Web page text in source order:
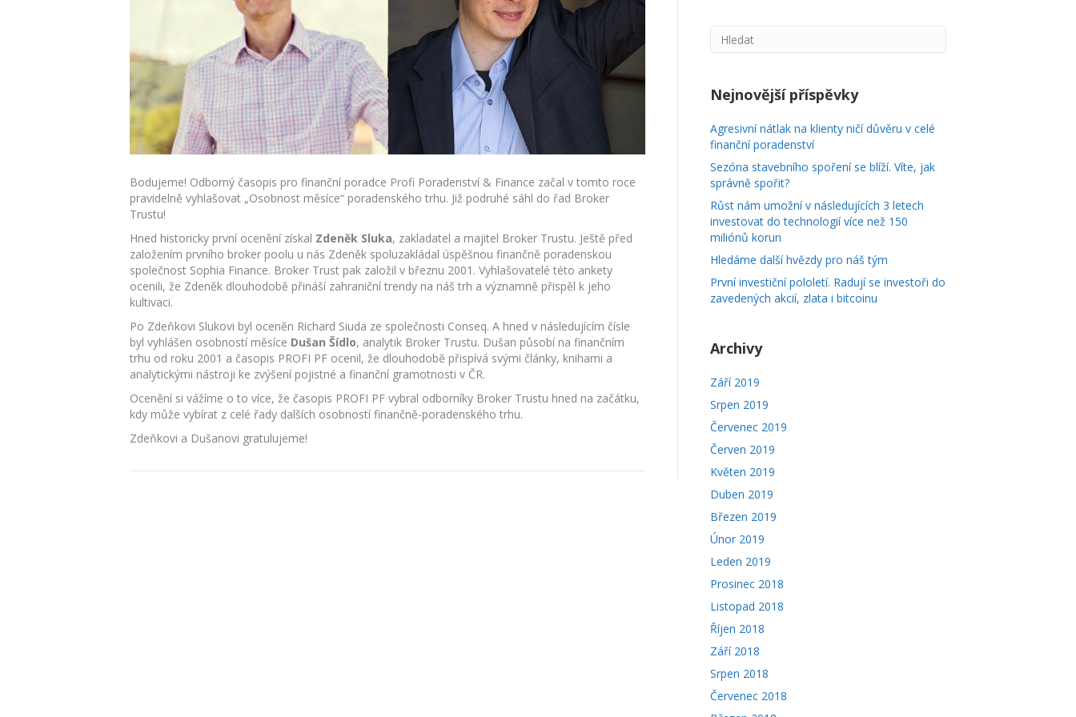
Bodujeme! Odborný časopis pro finanční poradce Profi Poradenství & Finance začal v tomto roce
pravidelně vyhlašovat „Osobnost měsíce“ poradenského trhu. Již podruhé sáhl do řad Broker
Trustu!
Hned historicky první ocenění získal Zdeněk Sluka, zakladatel a majitel Broker Trustu. Ještě před
založením prvního broker poolu u nás Zdeněk spoluzakládal úspěšnou finančně poradenskou
společnost Sophia Finance. Broker Trust pak založil v březnu 2001. Vyhlašovatelé této ankety
ocenili, že Zdeněk dlouhodobě přináší zahraniční trendy na náš trh a významně přispěl k jeho
kultivaci.
Po Zdeňkovi Slukovi byl oceněn Richard Siuda ze společnosti Conseq. A hned v následujícím čísle
byl vyhlášen osobností měsíce Dušan Šídlo, analytik Broker Trustu. Dušan působí na finančním
trhu od roku 2001 a časopis PROFI PF ocenil, že dlouhodobě přispívá svými články, knihami a
analytickými nástroji ke zvýšení pojistné a finanční gramotnosti v ČR.
Ocenění si vážíme o to více, že časopis PROFI PF vybral odborníky Broker Trustu hned na začátku,
kdy může vybírat z celé řady dalších osobností finančně-poradenského trhu.
Zdeňkovi a Dušanovi gratulujeme!
Nejnovější příspěvky
Agresivní nátlak na klienty ničí důvěru v celé
finanční poradenství
Sezóna stavebního spoření se blíží. Víte, jak
správně spořit?
Růst nám umožní v následujících 3 letech
investovat do technologií více než 150
miliónů korun
Hledáme další hvězdy pro náš tým
První investiční pololetí. Radují se investoři do
zavedených akcií, zlata i bitcoinu
Archivy
Září 2019
Srpen 2019
Červenec 2019
Červen 2019
Květen 2019
Duben 2019
Březen 2019
Únor 2019
Leden 2019
Prosinec 2018
Listopad 2018
Říjen 2018
Září 2018
Srpen 2018
Červenec 2018